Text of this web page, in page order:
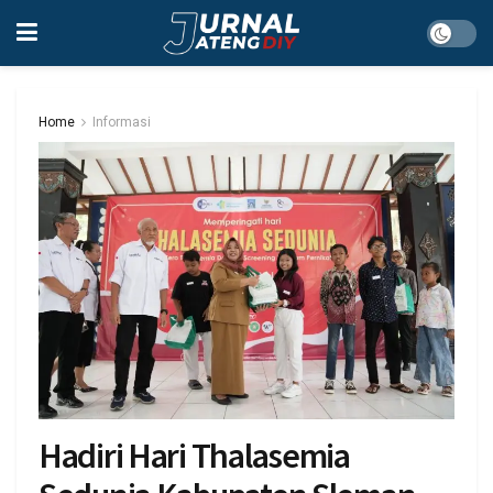
Home Informasi
Hadiri Hari Thalasemia